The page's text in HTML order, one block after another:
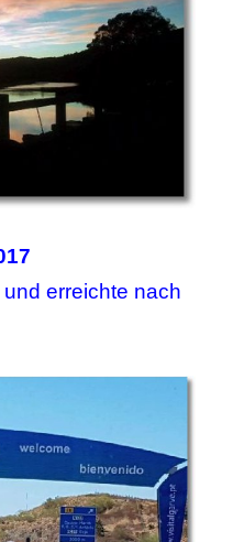
erreichte nach